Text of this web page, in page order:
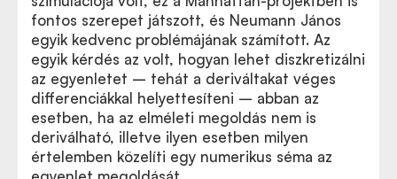
fontos szerepet játszott, és Neumann János
egyik kedvenc problémájának számított. Az
egyik kérdés az volt, hogyan lehet diszkretizálni
az egyenletet – tehát a deriváltakat véges
differenciákkal helyettesíteni – abban az
esetben, ha az elméleti megoldás nem is
deriválható, illetve ilyen esetben milyen
értelemben közelíti egy numerikus séma az